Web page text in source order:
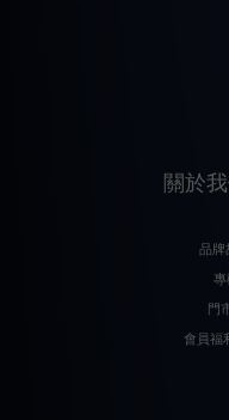
關於
品
門
會員